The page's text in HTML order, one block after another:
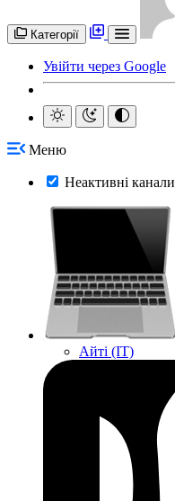
Категорії
Увійти через Google
Меню
Неактивні канали
Айті (IT)